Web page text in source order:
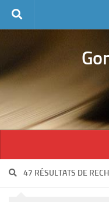
Skip to content
47 RÉSULTATS DE